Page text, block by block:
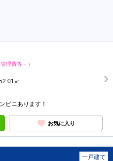
管理費等－）
㎡
ビニあります！
お気に入り
一戸建て